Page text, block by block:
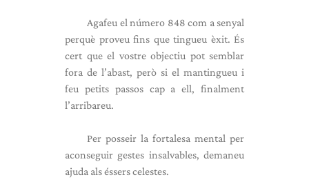
Agafeu el número 848 com a senyal
perquè proveu fins que tingueu èxit. És
cert que el vostre objectiu pot semblar
fora de l’abast, però si el mantingueu i
feu petits passos cap a ell, finalment
l’arribareu.
Per posseir la fortalesa mental per
aconseguir gestes insalvables, demaneu
ajuda als éssers celestes.